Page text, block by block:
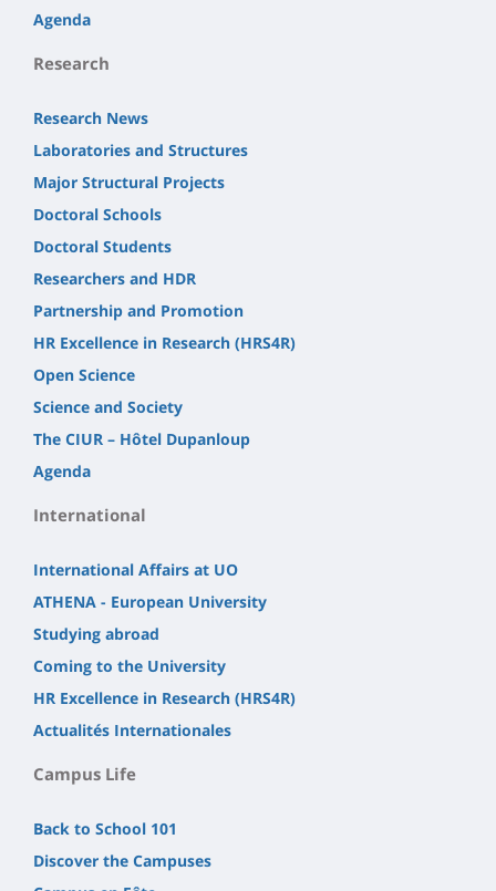
Agenda
Research
Research News
Laboratories and Structures
Major Structural Projects
Doctoral Schools
Doctoral Students
Researchers and HDR
Partnership and Promotion
HR Excellence in Research (HRS4R)
Open Science
Science and Society
The CIUR – Hôtel Dupanloup
Agenda
International
International Affairs at UO
ATHENA - European University
Studying abroad
Coming to the University
HR Excellence in Research (HRS4R)
Actualités Internationales
Campus Life
Back to School 101
Discover the Campuses